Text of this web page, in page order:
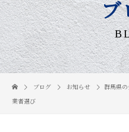
ブ
ブログ お知らせ 群馬県の
業者選び